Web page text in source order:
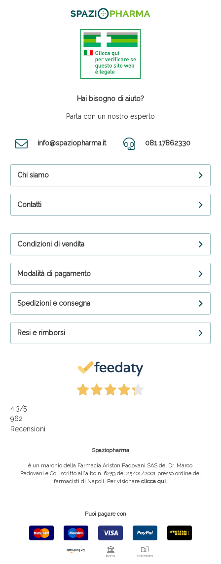
Hai bisogno di aiuto?
Parla con un nostro esperto
info@spaziopharma.it 081 17862330
Chi siamo
Contatti
Condizioni di vendita
Modalità di pagamento
Spedizioni e consegna
Resi e rimborsi
4,3/5
962
Recensioni
Spaziopharma
è un marchio della Farmacia Ariston Padovani SAS del Dr. Marco
Padovani e Co, iscritto all'albo n. 6253 del 25/01/2001 presso ordine dei
farmacisti di Napoli. Per visionare clicca qui.
Puoi pagare con